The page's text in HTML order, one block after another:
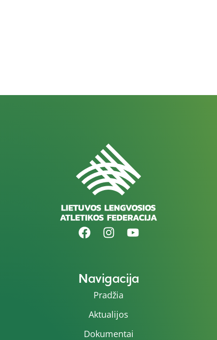
Navigacija
Pradžia
Aktualijos
Dokumentai